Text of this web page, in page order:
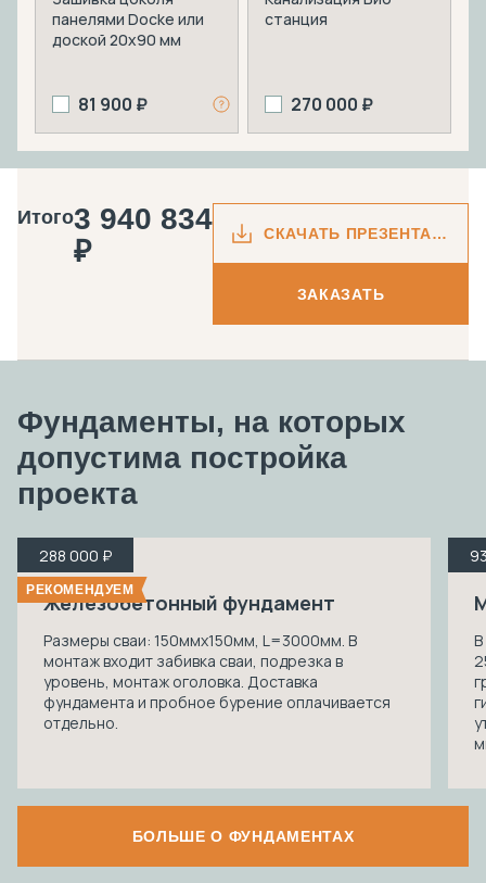
панелями Docke или
доской 20х90 мм
81 900 ₽
станция
270 000 ₽
Итого3 940 834
₽
СКАЧАТЬ ПРЕЗЕНТАЦИЮ
ЗАКАЗАТЬ
Фундаменты, на которых
допустима постройка
проекта
Железобетонный фундамент
Размеры сваи: 150ммх150мм, L=3000мм. В
монтаж входит забивка сваи, подрезка в
уровень, монтаж оголовка. Доставка
фундамента и пробное бурение оплачивается
отдельно.
288 000 ₽
РЕКОМЕНДУЕМ
БОЛЬШЕ О ФУНДАМЕНТАХ